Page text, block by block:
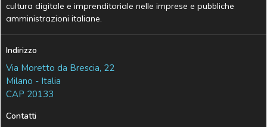
cultura digitale e imprenditoriale nelle imprese e pubbliche
amministrazioni italiane.
Indirizzo
Via Moretto da Brescia, 22
Milano - Italia
CAP 20133
Contatti